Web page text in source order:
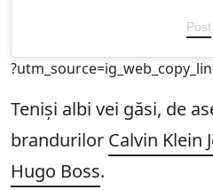
Post
Teniși albi vei găsi, de
brandurilor Calvin Klein
Hugo Boss.